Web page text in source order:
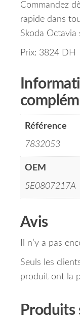
Commandez
rapide dans
Skoda Octavia
Prix: 3824 DH
Référence
7832053
OEM
5E0807217A
Avis
Il n’y a pas
Seuls les
produit ont la
Produits